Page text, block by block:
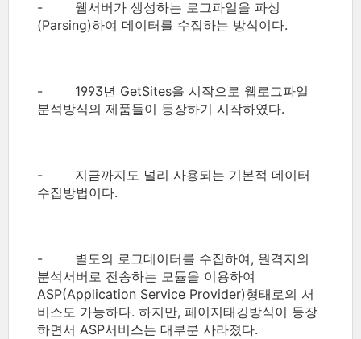
- 웹서버가 생성하는 로그파일을 파싱
(Parsing)하여 데이터를 수집하는 방식이다.
- 1993년 GetSites을 시작으로 웹로그파일
분석방식의 제품들이 등장하기 시작하였다.
- 지금까지도 널리 사용되는 기본적 데이터
수집방법이다.
- 별도의 로그데이터를 수집하여, 원격지의
분석서버로 전송하는 모듈을 이용하여
ASP(Application Service Provider)형태로의 서
비스도 가능하다. 하지만, 페이지태깅방식이 등장
하면서 ASP서비스는 대부분 사라졌다.